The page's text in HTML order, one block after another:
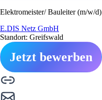
Elektromeister/ Bauleiter (m/w/d)
E.DIS Netz GmbH
Standort: Greifswald
Jetzt bewerben